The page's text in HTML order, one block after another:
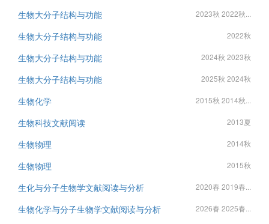
生物大分子结构与功能 2023秋 2022秋...
生物大分子结构与功能 2022秋
生物大分子结构与功能 2024秋 2023秋
生物大分子结构与功能 2025秋 2024秋
生物化学 2015秋 2014秋...
生物科技文献阅读 2013夏
生物物理 2014秋
生物物理 2015秋
生化与分子生物学文献阅读与分析 2020春 2019春...
生物化学与分子生物学文献阅读与分析 2026春 2025春...